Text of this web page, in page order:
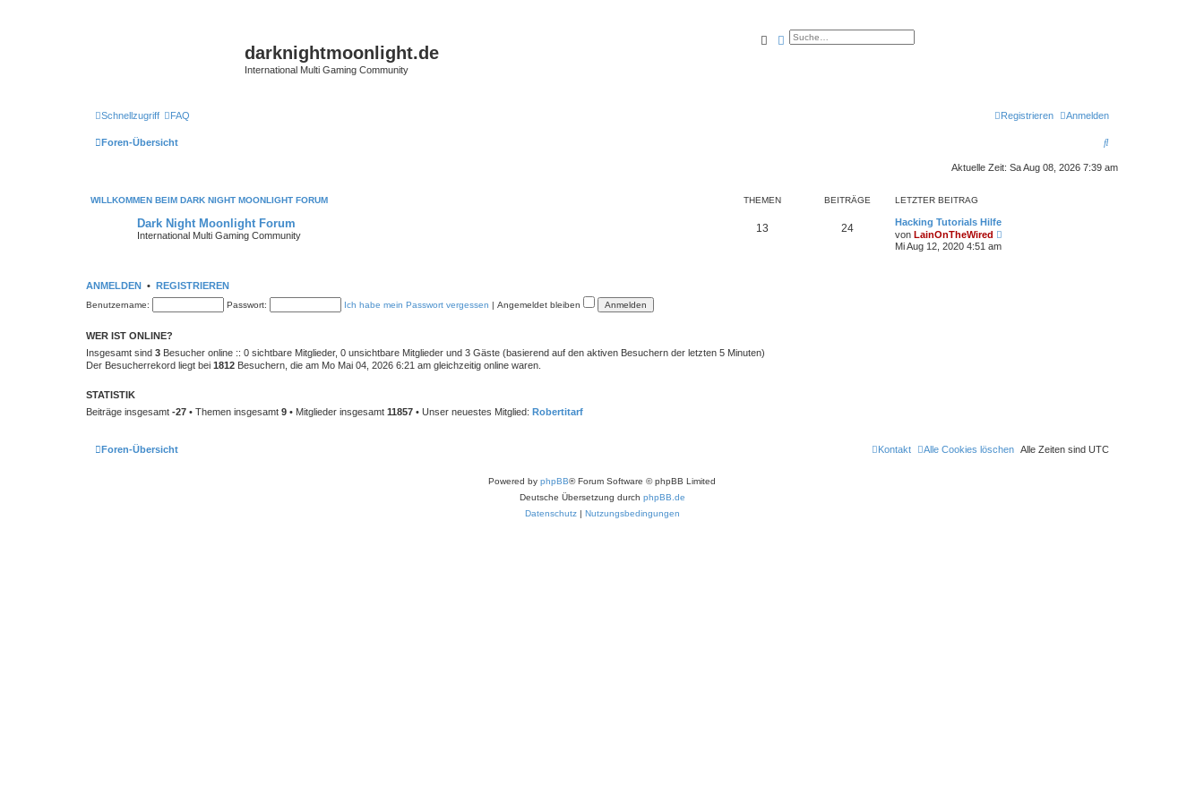
darknightmoonlight.de
International Multi Gaming Community
SucheErweiterte Suche
Schnellzugriff FAQ Anmelden
Registrieren
Foren-Übersicht
S
Aktuelle Zeit: Sa Aug 08, 2026 7:39 am
WILLKOMMEN BEIM DARK NIGHT MOONLIGHT FORUM THEMEN BEITRÄGE LETZTER BEITRAG
Dark Night Moonlight Forum
International Multi Gaming Community
13 24
Hacking Tutorials Hilfe
von LainOnTheWired
Mi Aug 12, 2020 4:51 am
ANMELDEN • REGISTRIEREN
Benutzername: Passwort: Ich habe mein Passwort vergessen | Angemeldet bleiben
WER IST ONLINE?
Insgesamt sind 3 Besucher online :: 0 sichtbare Mitglieder, 0 unsichtbare Mitglieder und 3 Gäste (basierend auf den aktiven Besuchern der letzten 5 Minuten)
Der Besucherrekord liegt bei 1812 Besuchern, die am Mo Mai 04, 2026 6:21 am gleichzeitig online waren.
STATISTIK
Beiträge insgesamt -27 • Themen insgesamt 9 • Mitglieder insgesamt 11857 • Unser neuestes Mitglied: Robertitarf
Foren-Übersicht Alle Zeiten sind UTC
Alle Cookies löschen
Kontakt
Powered by phpBB® Forum Software © phpBB Limited
Deutsche Übersetzung durch phpBB.de
Datenschutz| Nutzungsbedingungen